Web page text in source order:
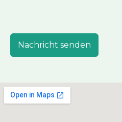
Nachricht senden